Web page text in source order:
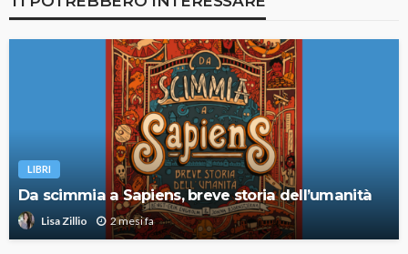
LIBRI
Da scimmia a Sapiens, breve storia dell’umanità
Lisa Zillio 2 mesi fa